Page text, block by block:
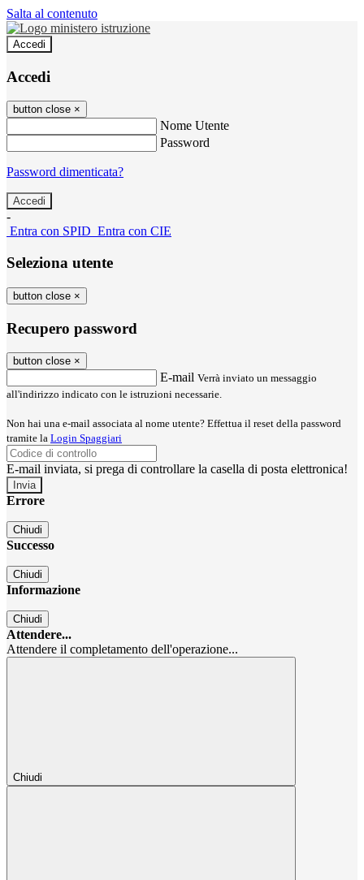
Salta al contenuto
Accedi
Accedi
button close ×
Nome Utente
Password
Password dimenticata?
-
Entra con SPID Entra con CIE
Seleziona utente
button close ×
Recupero password
button close ×
E-mail Verrà inviato un messaggio
all'indirizzo indicato con le istruzioni necessarie.
Non hai una e-mail associata al nome utente? Effettua il reset della password
tramite la Login Spaggiari
E-mail inviata, si prega di controllare la casella di posta elettronica!
Errore
Chiudi
Successo
Chiudi
Informazione
Chiudi
Attendere...
Attendere il completamento dell'operazione...
Chiudi